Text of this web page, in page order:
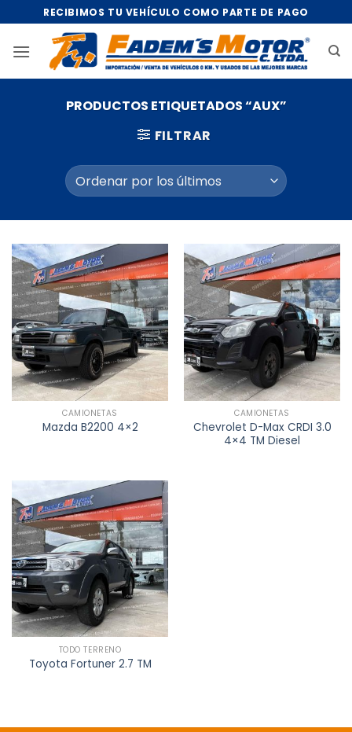
al
contenido
RECIBIMOS TU VEHÍCULO COMO PARTE DE PAGO
PRODUCTOS ETIQUETADOS “AUX”
FILTRAR
CAMIONETAS
Mazda B2200 4×2
CAMIONETAS
Chevrolet D-Max CRDI 3.0
4×4 TM Diesel
TODO TERRENO
Toyota Fortuner 2.7 TM